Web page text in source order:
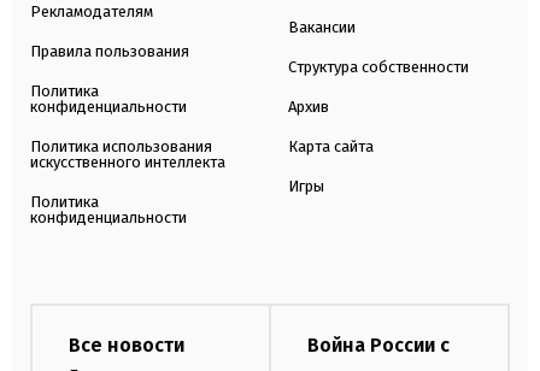
Рекламодателям
Правила пользования
Политика
конфиденциальности
Политика использования
искусственного интеллекта
Политика
конфиденциальности
Вакансии
Структура собственности
Архив
Карта сайта
Игры
Все новости
Война России с